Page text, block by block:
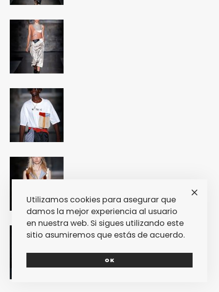
Utilizamos cookies para asegurar que
damos la mejor experiencia al usuario
en nuestra web. Si sigues utilizando este
sitio asumiremos que estás de acuerdo.
OK